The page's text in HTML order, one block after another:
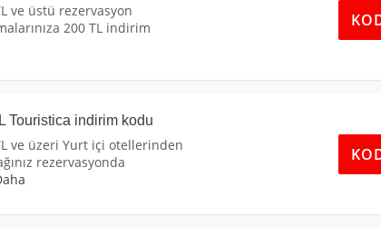
ve üstü rezervasyon
200 TL indirim
Touristica indirim kodu
ve üzeri Yurt içi otellerinden
rezervasyonda